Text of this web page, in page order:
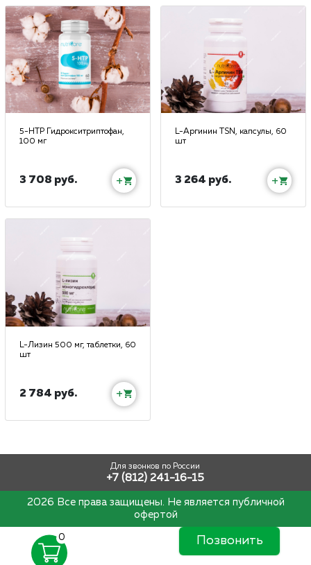
5-HTP Гидрокситриптофан,
100 мг
3 708 руб. +
L-Аргинин TSN, капсулы, 60
шт
3 264 руб. +
L-Лизин 500 мг, таблетки, 60
шт
2 784 руб. +
Для звонков по России
+7 (812) 241-16-15
2026 Все права защищены. Не является публичной
офертой
Позвонить
0